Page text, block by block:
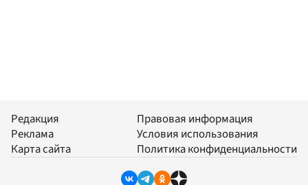
Редакция
Реклама
Карта сайта
Правовая информация
Условия использования
Политика конфиденциальности